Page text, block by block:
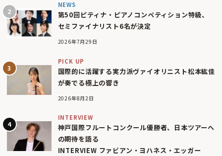
NEWS
第50回ピティナ・ピアノコンペティション特級、
セミファイナリスト6名が決定
2026年7月29日
PICK UP
国際的に活躍する実力派ヴァイオリニスト松本紘佳
が奏でる極上の響き
2026年8月2日
INTERVIEW
神戸国際フルートコンクール優勝者、日本ツアーへ
の期待を語る
INTERVIEW ファビアン・ヨハネス・エッガー